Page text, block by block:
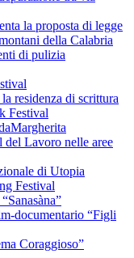
la proposta di legge
della Calabria
di pulizia
residenza di scrittura
Festival
Lavoro nelle aree
di Utopia
Festival
documentario “Figli
Coraggioso”